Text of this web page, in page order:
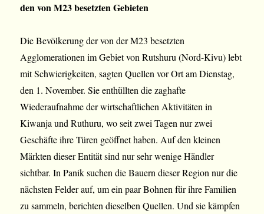
den von M23 besetzten Gebieten
Die Bevölkerung der von der M23 besetzten
Agglomerationen im Gebiet von Rutshuru (Nord-Kivu) lebt
mit Schwierigkeiten, sagten Quellen vor Ort am Dienstag,
den 1. November. Sie enthüllten die zaghafte
Wiederaufnahme der wirtschaftlichen Aktivitäten in
Kiwanja und Ruthuru, wo seit zwei Tagen nur zwei
Geschäfte ihre Türen geöffnet haben. Auf den kleinen
Märkten dieser Entität sind nur sehr wenige Händler
sichtbar. In Panik suchen die Bauern dieser Region nur die
nächsten Felder auf, um ein paar Bohnen für ihre Familien
zu sammeln, berichten dieselben Quellen. Und sie kämpfen